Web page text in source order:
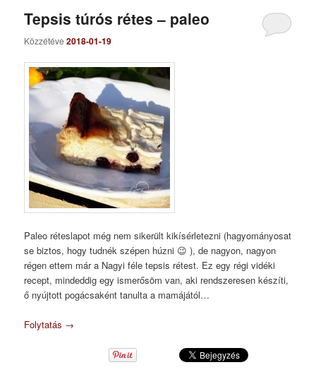
Tepsis túrós rétes – paleo
Közzétéve2018-01-19
Paleo réteslapot még nem sikerült kikísérletezni (hagyományosat
se biztos, hogy tudnék szépen húzni 😉 ), de nagyon, nagyon
régen ettem már a Nagyi féle tepsis rétest. Ez egy régi vidéki
recept, mindeddig egy ismerősöm van, aki rendszeresen készíti,
ő nyújtott pogácsaként tanulta a mamájától…
Folytatás →